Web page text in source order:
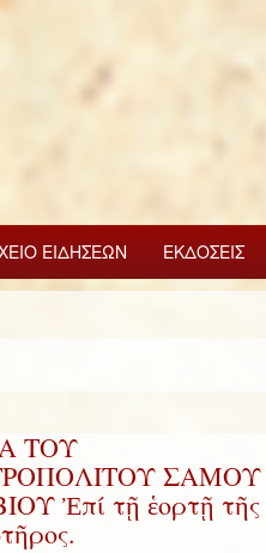
ΕΙΔΗΣΕΩΝ ΕΚΔΟΣΕΙΣ
ΤΟΥ
ΣΑΜΟΥ
Ἐπί τῇ ἑορτῇ τῆς